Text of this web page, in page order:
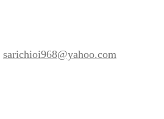
sarichioi968@yahoo.com